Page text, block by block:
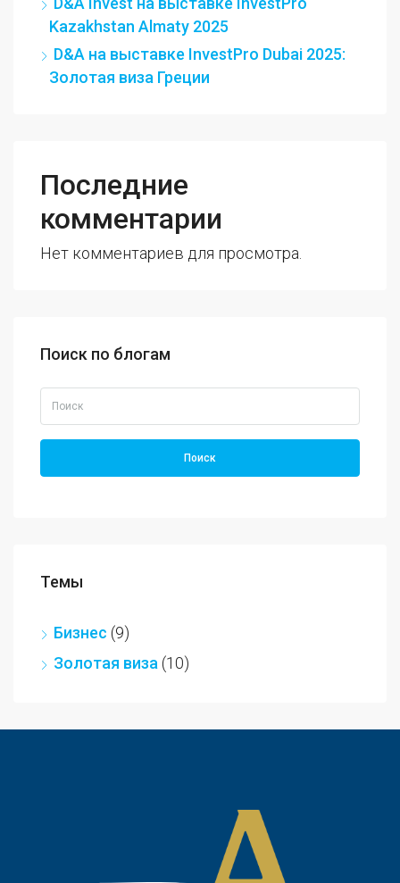
Kazakhstan Almaty 2025
D&A на выставке InvestPro Dubai 2025:
Золотая виза Греции
Последние
комментарии
Нет комментариев для просмотра.
Поиск по блогам
Поиск
Темы
Бизнес (9)
Золотая виза (10)